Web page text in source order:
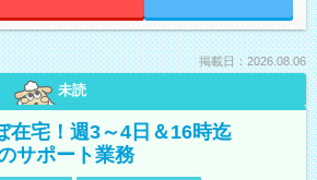
掲載日：2026.08.06
未読
在宅！週3～4日＆16時迄
サポート業務